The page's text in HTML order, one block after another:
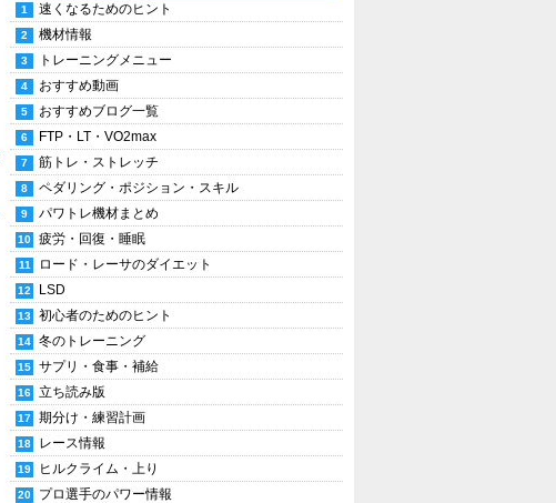
速くなるためのヒント
機材情報
トレーニングメニュー
おすすめ動画
おすすめブログ一覧
FTP・LT・VO2max
筋トレ・ストレッチ
ペダリング・ポジション・スキル
パワトレ機材まとめ
疲労・回復・睡眠
ロード・レーサのダイエット
LSD
初心者のためのヒント
冬のトレーニング
サプリ・食事・補給
立ち読み版
期分け・練習計画
レース情報
ヒルクライム・上り
プロ選手のパワー情報